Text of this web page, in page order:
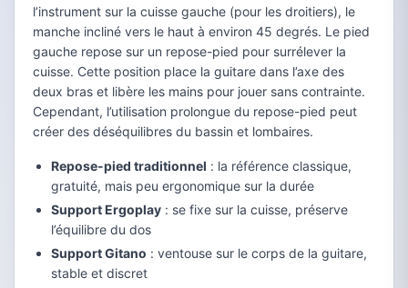
l’instrument sur la cuisse gauche (pour les droitiers), le
manche incliné vers le haut à environ 45 degrés. Le pied
gauche repose sur un repose-pied pour surrélever la
cuisse. Cette position place la guitare dans l’axe des
deux bras et libère les mains pour jouer sans contrainte.
Cependant, l’utilisation prolongue du repose-pied peut
créer des déséquilibres du bassin et lombaires.
Repose-pied traditionnel : la référence classique,
gratuité, mais peu ergonomique sur la durée
Support Ergoplay : se fixe sur la cuisse, préserve
l’équilibre du dos
Support Gitano : ventouse sur le corps de la guitare,
stable et discret